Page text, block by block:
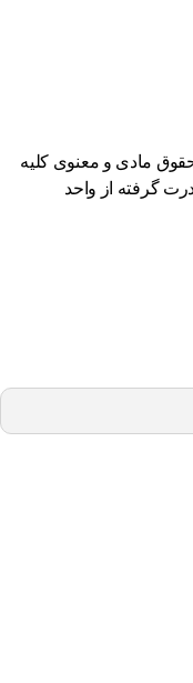
مادی و معنوی کلیه
می باشد. قدرت گرفته از واحد